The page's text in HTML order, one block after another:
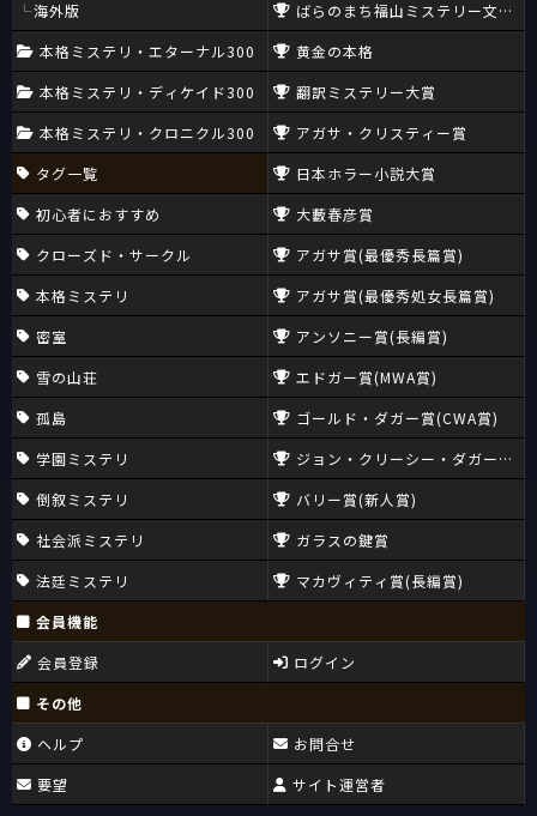
16世が異例の生前退位をし、その後を受けたリベラルな現教皇
フランシスコが、保守派の強い抵抗に遭いながらも、断固として
強力な教会改革に取り組まなければならなかった、というのが、
ローマ教皇も認める「カトリック高位聖職者の現実」なのであ
る。（フレデリック・マルテル『ソドム バチカン教皇庁最大の
秘密』等参照）
つまり、法月綸太郎が憧れる「ノックス的な権威」というのは、
基本的には「張子の虎」なのである。
見かけはすごいが、中身まではあてにならない代物でしかないの
だが、しかし、法月綸太郎という人は結局ところ、そういう「見
かけ」が好きなのだ。
だからこそ、「ノックス・マシン」の作中で、ノックスをことさ
らに人格者として「描く」その一方で、「引き立て役俱楽部の陰
謀」においては、ヴァン・ダインをことさら「嫌な奴」に「描い
て」見せたのだ。法月にとって重要なのは、「見かけ」だったの
である。
したがって、法月綸太郎という人が「鼻持ちならない奴」だとい
う評価は、まったく正しい。
それは、本格ミステリやハードSFを理解できない「頭の悪い一
般読者の妬み」とばかり言えるものではなく、「權威に縁のない
一般人」特有の「嗅覚」だったとも言えるのである。
もちろん、そんな「一般人」たちの多くも、法月綸太郎がそうで
あるように、才能とチャンスさえあれば、「権威」ある人間にな
りたい、そうした地位につきたいと思うことだろう。その意味で
は、法月綸太郎と彼らに何ら選ぶところはなく、彼らの「正しい
嗅覚」もまた「妬み」に発するものだと言えるのではあるが、原
因や動機がどうあれ、彼らの「法月綸太郎評価」が正しいという
のは、間違いのない事実だとは言えるのである。
海外版
本格ミステリ・エターナル300
本格ミステリ・ディケイド300
本格ミステリ・クロニクル300
タグ一覧
初心者におすすめ
クローズド・サークル
本格ミステリ
密室
雪の山荘
孤島
学園ミステリ
倒叙ミステリ
社会派ミステリ
法廷ミステリ
ばらのまち福山ミステリー文学新
黄金の本格
翻訳ミステリー大賞
アガサ・クリスティー賞
日本ホラー小説大賞
大藪春彦賞
アガサ賞(最優秀長篇賞)
アガサ賞(最優秀処女長篇賞)
アンソニー賞(長編賞)
エドガー賞(MWA賞)
ゴールド・ダガー賞(CWA賞)
ジョン・クリーシー・ダガー賞
バリー賞(新人賞)
ガラスの鍵賞
マカヴィティ賞(長編賞)
会員機能
会員登録
ログイン
その他
ヘルプ
要望
お問合せ
サイト運営者